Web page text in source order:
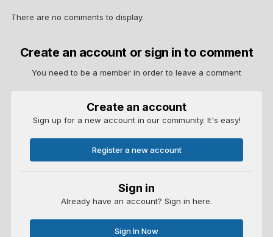
There are no comments to display.
Create an account or sign in to comment
You need to be a member in order to leave a comment
Create an account
Sign up for a new account in our community. It's easy!
Register a new account
Sign in
Already have an account? Sign in here.
Sign In Now